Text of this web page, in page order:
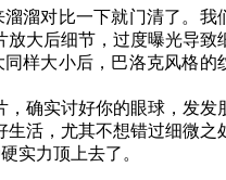
溜对比一下就门清了。我
放大后细节，过度曝光导致
样大小后，巴洛克风格的
，确实讨好你的眼球，发发
生活，尤其不想错过细微之
实力顶上去了。